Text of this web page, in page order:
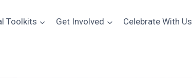
Toolkits Get Involved Celebrate With Us